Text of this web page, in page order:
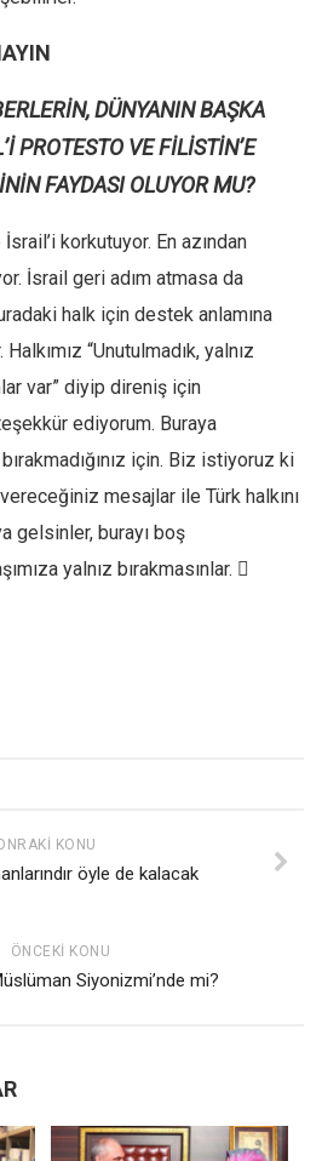
DÜNYANIN BAŞKA
PROTESTO VE FİLİSTİN’E
FAYDASI OLUYOR MU?
korkutuyor. En azından
İsrail geri adım atmasa da
halk için destek anlamına
“Unutulmadık, yalnız
var” diyip direniş için
ediyorum. Buraya
için. Biz istiyoruz ki
mesajlar ile Türk halkını
gelsinler, burayı boş
yalnız bırakmasınlar. 
KONU
öyle de kalacak
ÖNCEKI KONU
Siyonizmi’nde mi?